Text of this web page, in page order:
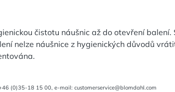
čistotu náušnic až do otevření
nelze náušnice z hygienických důvodů
(0)35-18 15 00, e-mail: customerservice@blomdahl.com